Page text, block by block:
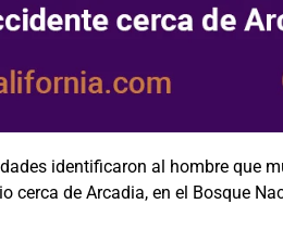
identificaron al hombre que
cerca de Arcadia, en el Bosque